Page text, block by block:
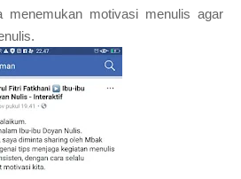
menemukan motivasi menulis agar